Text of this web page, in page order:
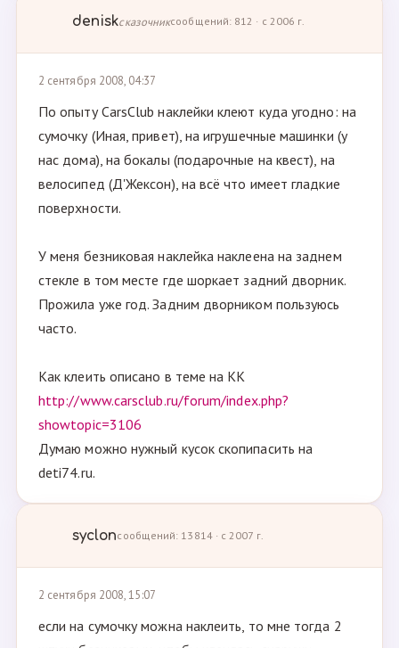
deniskсказочниксообщений: 812 · с 2006 г.
2 сентября 2008, 04:37
По опыту CarsClub наклейки клеют куда угодно: на
сумочку (Иная, привет), на игрушечные машинки (у
нас дома), на бокалы (подарочные на квест), на
велосипед (Д'Жексон), на всё что имеет гладкие
поверхности.
У меня безниковая наклейка наклеена на заднем
стекле в том месте где шоркает задний дворник.
Прожила уже год. Задним дворником пользуюсь
часто.
Как клеить описано в теме на КК
http://www.carsclub.ru/forum/index.php?
showtopic=3106
Думаю можно нужный кусок скопипасить на
deti74.ru.
syclonсообщений: 13814 · с 2007 г.
2 сентября 2008, 15:07
если на сумочку можна наклеить, то мне тогда 2